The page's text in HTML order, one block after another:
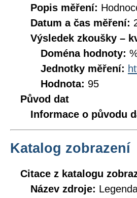
Popis měření:
Datum a čas měření:
Výsledek zkoušky –
Doména hodnoty:
Jednotky měření:
Hodnota: 95
Původ dat
Informace o původu
Katalog zobrazení
Citace z katalogu
Název zdroje: